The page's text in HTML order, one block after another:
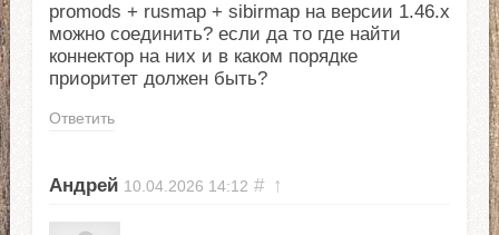
promods + rusmap + sibirmap на версии 1.46.х
можно соединить? если да то где найти
коннектор на них и в каком порядке
приоритет должен быть?
Ответить
Андрей 10.04.2026 14:12 # ↑